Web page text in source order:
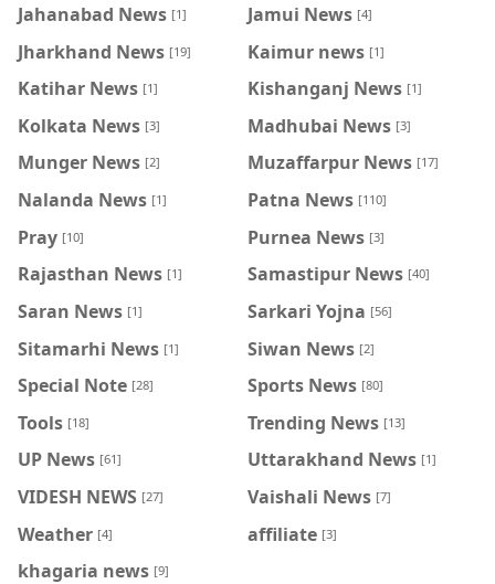
Jahanabad News [1] Jamui News [4]
Jharkhand News [19] Kaimur news [1]
Katihar News [1] Kishanganj News [1]
Kolkata News [3] Madhubai News [3]
Munger News [2] Muzaffarpur News [17]
Nalanda News [1] Patna News [110]
Pray [10] Purnea News [3]
Rajasthan News [1] Samastipur News [40]
Saran News [1] Sarkari Yojna [56]
Sitamarhi News [1] Siwan News [2]
Special Note [28] Sports News [80]
Tools [18] Trending News [13]
UP News [61] Uttarakhand News [1]
VIDESH NEWS [27] Vaishali News [7]
Weather [4] affiliate [3]
khagaria news [9]